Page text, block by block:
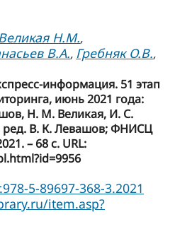
Н.М.,
В.А., Гребняк О.В.,
информация. 51 этап
июнь 2021 года:
Н. М. Великая, И. С.
В. К. Левашов; ФНИСЦ
– 68 с. URL:
5-89697-368-3.2021
item.asp?